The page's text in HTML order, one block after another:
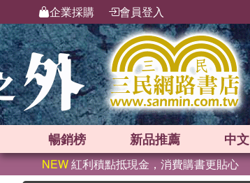
企業採購 會員登入
暢銷榜 新品推薦 中文
NEW紅利積點抵現金，消費購書更貼心